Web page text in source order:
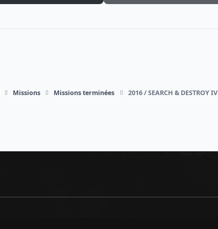
Missions Missions terminées 2016 / SEARCH & DESTROY